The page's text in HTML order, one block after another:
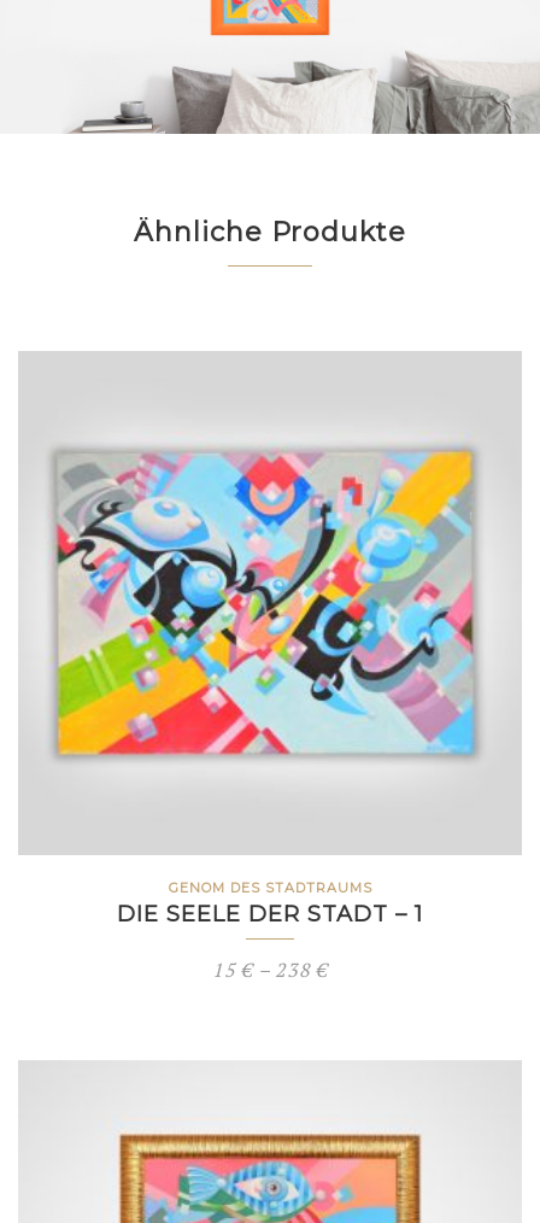
Ähnliche Produkte
GENOM DES STADTRAUMS
DIE SEELE DER STADT – 1
15€ – 238€Preisspanne: